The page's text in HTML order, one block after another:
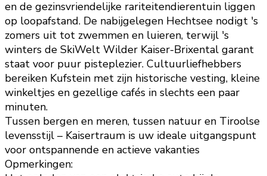
en de gezinsvriendelijke rariteitendierentuin liggen
op loopafstand. De nabijgelegen Hechtsee nodigt 's
zomers uit tot zwemmen en luieren, terwijl 's
winters de SkiWelt Wilder Kaiser-Brixental garant
staat voor puur pisteplezier. Cultuurliefhebbers
bereiken Kufstein met zijn historische vesting, kleine
winkeltjes en gezellige cafés in slechts een paar
minuten.
Tussen bergen en meren, tussen natuur en Tiroolse
levensstijl – Kaisertraum is uw ideale uitgangspunt
voor ontspannende en actieve vakanties
Opmerkingen: